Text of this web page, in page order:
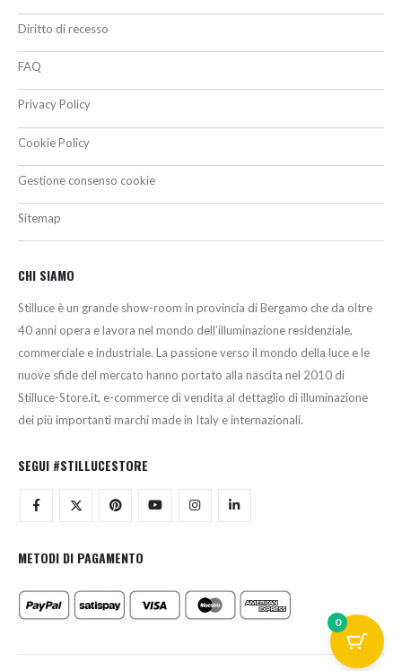
Diritto di recesso
FAQ
Privacy Policy
Cookie Policy
Gestione consenso cookie
Sitemap
CHI SIAMO
Stilluce è un grande show-room in provincia di Bergamo che da oltre
40 anni opera e lavora nel mondo dell’illuminazione residenziale,
commerciale e industriale. La passione verso il mondo della luce e le
nuove sfide del mercato hanno portato alla nascita nel 2010 di
Stilluce-Store.it, e-commerce di vendita al dettaglio di illuminazione
dei più importanti marchi made in Italy e internazionali.
SEGUI #STILLUCESTORE
METODI DI PAGAMENTO
0